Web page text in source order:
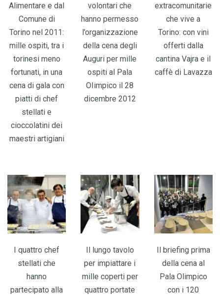
Alimentare e dal
Comune di
Torino nel 2011:
mille ospiti, tra i
torinesi meno
fortunati, in una
cena di gala con
piatti di chef
stellati e
cioccolatini dei
maestri artigiani
volontari che
hanno permesso
l’organizzazione
della cena degli
Auguri per mille
ospiti al Pala
OIimpico il 28
dicembre 2012
extracomunitarie
che vive a
Torino: con vini
offerti dalla
cantina Vajra e il
caffè di Lavazza
I quattro chef
stellati che
hanno
partecipato alla
Il lungo tavolo
per impiattare i
mille coperti per
quattro portate
Il briefing prima
della cena al
Pala Olimpico
con i 120